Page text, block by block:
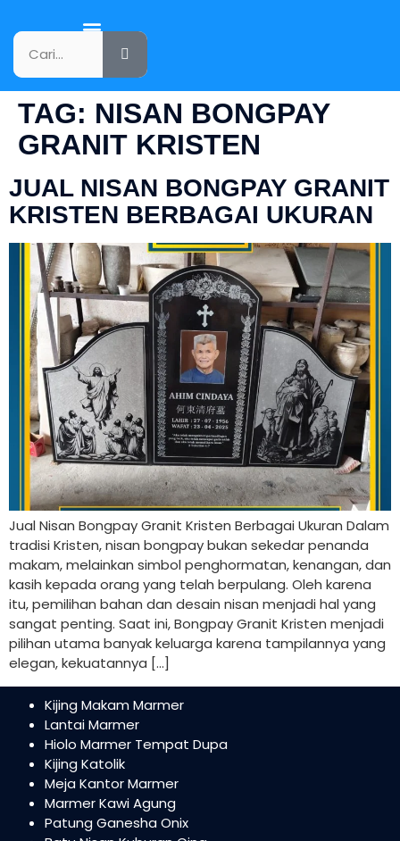
TAG: NISAN BONGPAY
GRANIT KRISTEN
JUAL NISAN BONGPAY GRANIT
KRISTEN BERBAGAI UKURAN
Jual Nisan Bongpay Granit Kristen Berbagai Ukuran Dalam
tradisi Kristen, nisan bongpay bukan sekedar penanda
makam, melainkan simbol penghormatan, kenangan, dan
kasih kepada orang yang telah berpulang. Oleh karena
itu, pemilihan bahan dan desain nisan menjadi hal yang
sangat penting. Saat ini, Bongpay Granit Kristen menjadi
pilihan utama banyak keluarga karena tampilannya yang
elegan, kekuatannya […]
Kijing Makam Marmer
Lantai Marmer
Hiolo Marmer Tempat Dupa
Kijing Katolik
Meja Kantor Marmer
Marmer Kawi Agung
Patung Ganesha Onix